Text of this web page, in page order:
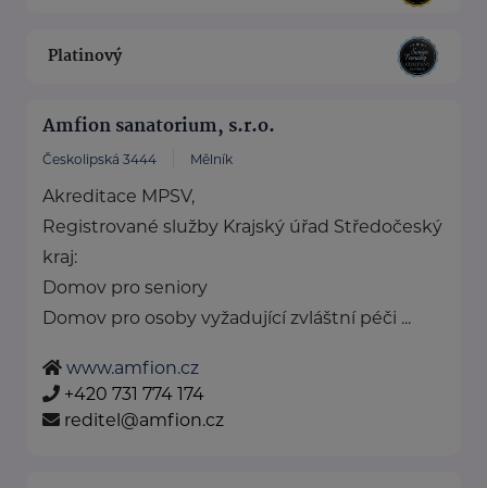
Platinový
Amfion sanatorium, s.r.o.
Českolipská 3444 Mělník
Akreditace MPSV,
Registrované služby Krajský úřad Středočeský
kraj:
Domov pro seniory
Domov pro osoby vyžadující zvláštní péči ...
www.amfion.cz
+420 731 774 174
reditel@amfion.cz